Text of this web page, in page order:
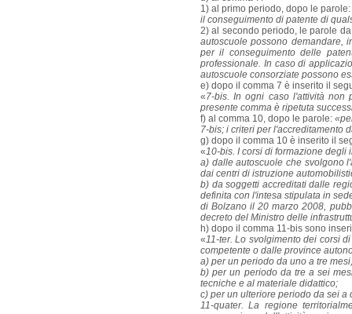
1) al primo periodo, dopo le
il conseguimento di patente di
2) al secondo periodo, le parole
autoscuole possono demandare,
per il conseguimento delle
professionale. In caso di
autoscuole consorziate possono
e) dopo il comma 7 è inserito il
«7-bis. In ogni caso l'attività non
presente comma è ripetuta
f) al comma 10, dopo le parole:
7-bis; i criteri per l'accreditamento
g) dopo il comma 10 è inserito il
«10-bis. I corsi di formazione degli
a) dalle autoscuole che svolgono
dai centri di istruzione
b) da soggetti accreditati dalle
definita con l'intesa stipulata in
di Bolzano il 20 marzo 2008,
decreto del Ministro delle
h) dopo il comma 11-bis sono
«11-ter. Lo svolgimento dei corsi
competente o dalle province
a) per un periodo da uno a tre
b) per un periodo da tre a sei
tecniche e al materiale didattico;
c) per un ulteriore periodo da sei
11-quater. La regione